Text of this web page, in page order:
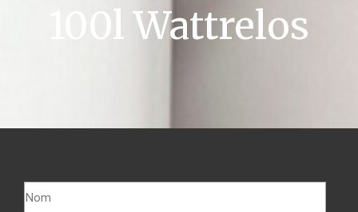
100l Wattrelos